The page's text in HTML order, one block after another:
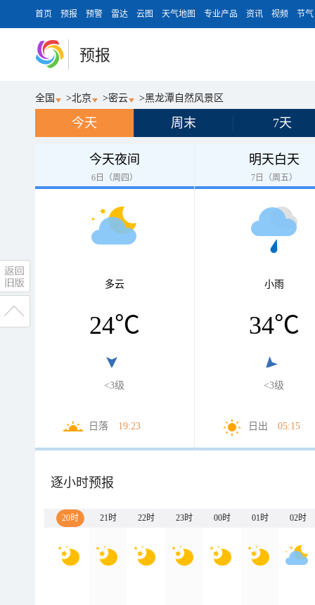
首页 预报 预警 雷达 云图 天气地图 专业产品 资讯 视频 节气
预报
全国 >北京 >密云 >黑龙潭自然风景区
今天 周末 7天
今天夜间
6日（周四）
多云
24℃
<3级
日落 19:23
明天白天
7日（周五）
小雨
34℃
<3级
日出 05:15
逐小时预报
20时 21时 22时 23时 00时 01时 02时